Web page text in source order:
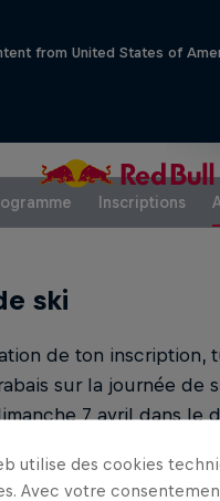
from United States of
Inscriptions
ski
de ton inscription,
sur la journée de
7 avril dans le
utilise des cookies
Avec votre